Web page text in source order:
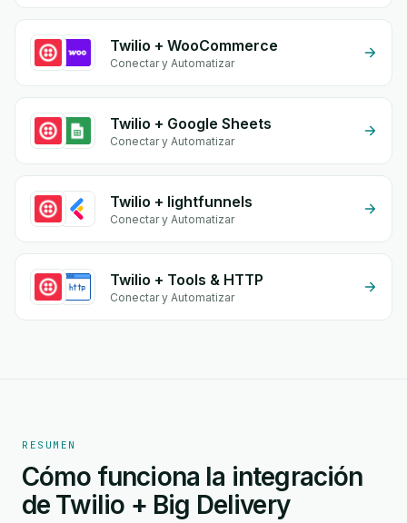
Twilio + WooCommerce
Conectar y Automatizar
Twilio + Google Sheets
Conectar y Automatizar
Twilio + lightfunnels
Conectar y Automatizar
Twilio + Tools & HTTP
Conectar y Automatizar
RESUMEN
Cómo funciona la integración
de Twilio + Big Delivery